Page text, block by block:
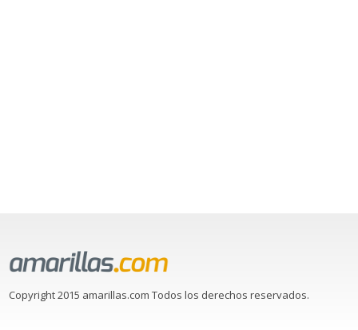
Copyright 2015 amarillas.com Todos los derechos reservados.